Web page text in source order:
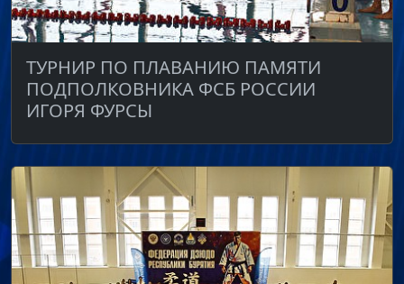
ТУРНИР ПО ПЛАВАНИЮ ПАМЯТИ
ПОДПОЛКОВНИКА ФСБ РОССИИ
ИГОРЯ ФУРСЫ